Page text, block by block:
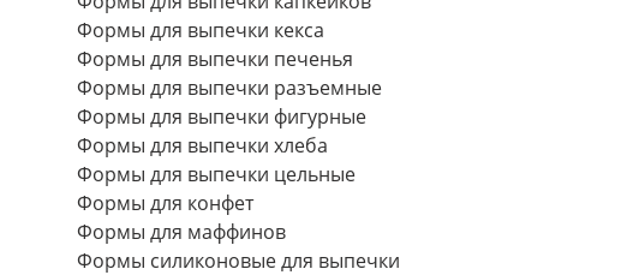
Формы для выпечки кекса
Формы для выпечки печенья
Формы для выпечки разъемные
Формы для выпечки фигурные
Формы для выпечки хлеба
Формы для выпечки цельные
Формы для конфет
Формы для маффинов
Формы силиконовые для выпечки